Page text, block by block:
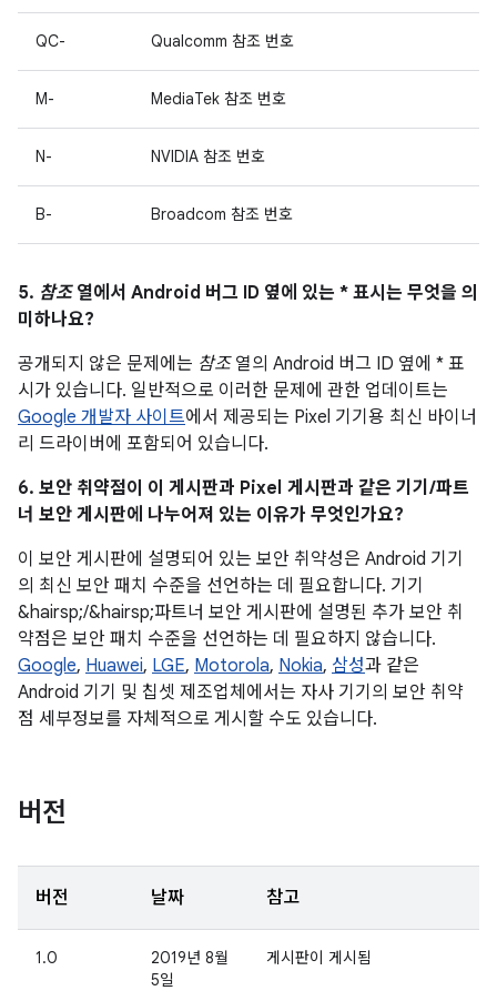
QC- Qualcomm 참조 번호
M- MediaTek 참조 번호
N- NVIDIA 참조 번호
B- Broadcom 참조 번호
5. 참조열에서 Android 버그 ID 옆에 있는 * 표시는 무엇을 의
미하나요?
공개되지 않은 문제에는 참조열의 Android 버그 ID 옆에 * 표
시가 있습니다. 일반적으로 이러한 문제에 관한 업데이트는
Google 개발자 사이트에서 제공되는 Pixel 기기용 최신 바이너
리 드라이버에 포함되어 있습니다.
6. 보안 취약점이 이 게시판과 Pixel 게시판과 같은 기기/파트
너 보안 게시판에 나누어져 있는 이유가 무엇인가요?
이 보안 게시판에 설명되어 있는 보안 취약성은 Android 기기
의 최신 보안 패치 수준을 선언하는 데 필요합니다. 기기
&hairsp;/&hairsp;파트너 보안 게시판에 설명된 추가 보안 취
약점은 보안 패치 수준을 선언하는 데 필요하지 않습니다.
Google, Huawei, LGE, Motorola, Nokia, 삼성과 같은
Android 기기 및 칩셋 제조업체에서는 자사 기기의 보안 취약
점 세부정보를 자체적으로 게시할 수도 있습니다.
버전
버전 날짜 참고
1.0
2019년 8월
5일
게시판이 게시됨